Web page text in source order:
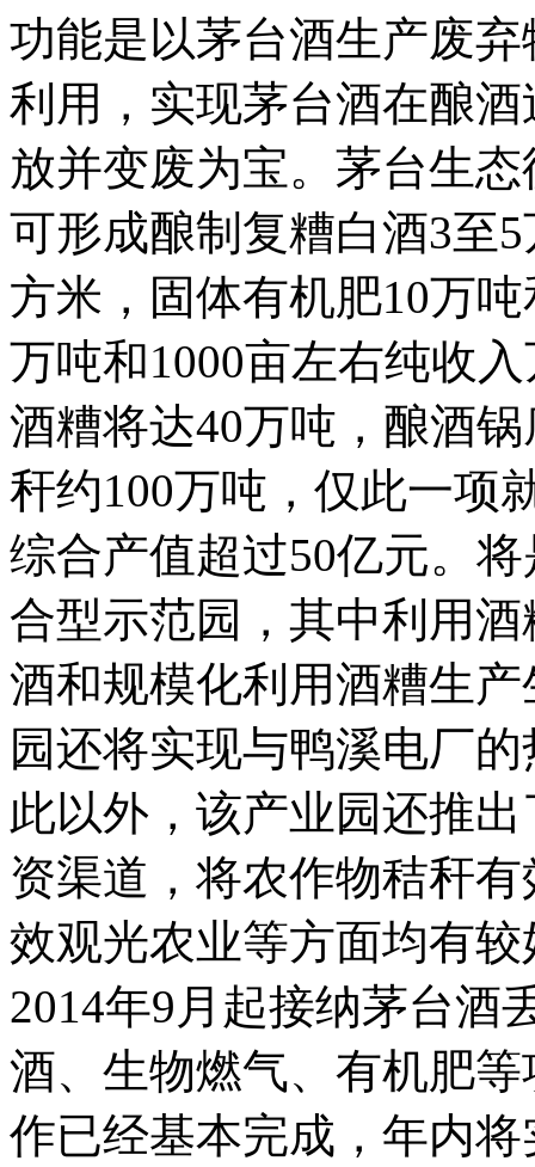
功能是以茅台酒生产废
利用，实现茅台酒在酿
放并变废为宝。茅台生
可形成酿制复糟白酒3至
方米，固体有机肥10万
万吨和1000亩左右纯收
酒糟将达40万吨，酿酒
秆约100万吨，仅此一项
综合产值超过50亿元。
合型示范园，其中利用
酒和规模化利用酒糟生
园还将实现与鸭溪电厂
此以外，该产业园还推
资渠道，将农作物秸秆
效观光农业等方面均有
2014年9月起接纳茅台酒
酒、生物燃气、有机肥
作已经基本完成，年内